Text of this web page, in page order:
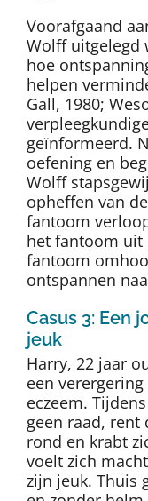
Voorafgaand
Wolff uitgelegd
hoe
helpen
Gall, 1980;
geïnformeerd.
oefening en
Wolff
opheffen van
fantoom
het fantoom uit
fantoom
ontspannen
Casus 3: Een
jeuk
Harry, 22 jaar
een
eczeem.
geen raad,
rond en krabt
voelt zich
zijn jeuk. Thuis